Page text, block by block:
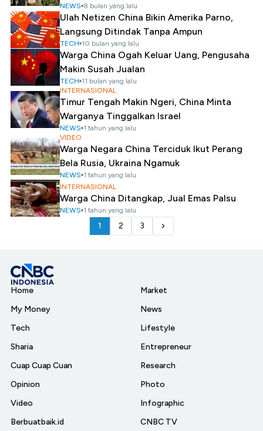
NEWS 8 bulan yang lalu
Ulah Netizen China Bikin Amerika Parno,
Langsung Ditindak Tanpa Ampun
TECH 10 bulan yang lalu
Warga China Ogah Keluar Uang, Pengusaha
Makin Susah Jualan
TECH 11 bulan yang lalu
INTERNASIONAL
Timur Tengah Makin Ngeri, China Minta
Warganya Tinggalkan Israel
NEWS 1 tahun yang lalu
VIDEO
Warga Negara China Terciduk Ikut Perang
Bela Rusia, Ukraina Ngamuk
NEWS 1 tahun yang lalu
INTERNASIONAL
Warga China Ditangkap, Jual Emas Palsu
NEWS 1 tahun yang lalu
1 2 3
Home
My Money
Tech
Sharia
Cuap Cuap Cuan
Opinion
Video
Berbuatbaik.id
Market
News
Lifestyle
Entrepreneur
Research
Photo
Infographic
CNBC TV